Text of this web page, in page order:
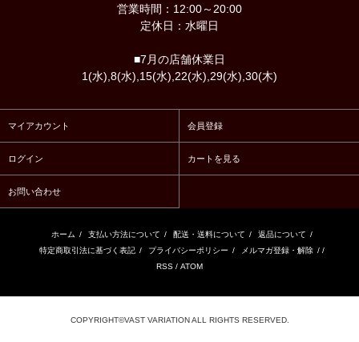
営業時間：12:00～20:00
定休日：水曜日
■7月の店舗休業日
1(水),8(水),15(水),22(水),29(水),30(木)
マイアカウント 会員登録
ログイン カートを見る
お問い合わせ
ホーム / 支払い方法について / 配送・送料について / 返品について /
特定商取引法に基づく表記 / プライバシーポリシー / メルマガ登録・解除 / /
RSS / ATOM
COPYRIGHT©VAST VARIATION ALL RIGHTS RESERVED.